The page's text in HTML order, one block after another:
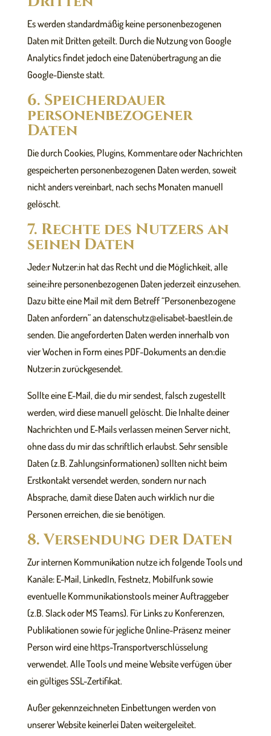
Es werden standardmäßig keine personenbezogenen
Daten mit Dritten geteilt. Durch die Nutzung von Google
Analytics findet jedoch eine Datenübertragung an die
Google-Dienste statt.
6. Speicherdauer
personenbezogener
Daten
Die durch Cookies, Plugins, Kommentare oder Nachrichten
gespeicherten personenbezogenen Daten werden, soweit
nicht anders vereinbart, nach sechs Monaten manuell
gelöscht.
7. Rechte des Nutzers an
seinen Daten
Jede:r Nutzer:in hat das Recht und die Möglichkeit, alle
seine:ihre personenbezogenen Daten jederzeit einzusehen.
Dazu bitte eine Mail mit dem Betreff “Personenbezogene
Daten anfordern” an datenschutz@elisabet-baestlein.de
senden. Die angeforderten Daten werden innerhalb von
vier Wochen in Form eines PDF-Dokuments an den:die
Nutzer:in zurückgesendet.
Sollte eine E-Mail, die du mir sendest, falsch zugestellt
werden, wird diese manuell gelöscht. Die Inhalte deiner
Nachrichten und E-Mails verlassen meinen Server nicht,
ohne dass du mir das schriftlich erlaubst. Sehr sensible
Daten (z.B. Zahlungsinformationen) sollten nicht beim
Erstkontakt versendet werden, sondern nur nach
Absprache, damit diese Daten auch wirklich nur die
Personen erreichen, die sie benötigen.
8. Versendung der Daten
Zur internen Kommunikation nutze ich folgende Tools und
Kanäle: E-Mail, LinkedIn, Festnetz, Mobilfunk sowie
eventuelle Kommunikationstools meiner Auftraggeber
(z.B. Slack oder MS Teams). Für Links zu Konferenzen,
Publikationen sowie für jegliche Online-Präsenz meiner
Person wird eine https-Transportverschlüsselung
verwendet. Alle Tools und meine Website verfügen über
ein gültiges SSL-Zertifikat.
Außer gekennzeichneten Einbettungen werden von
unserer Website keinerlei Daten weitergeleitet.